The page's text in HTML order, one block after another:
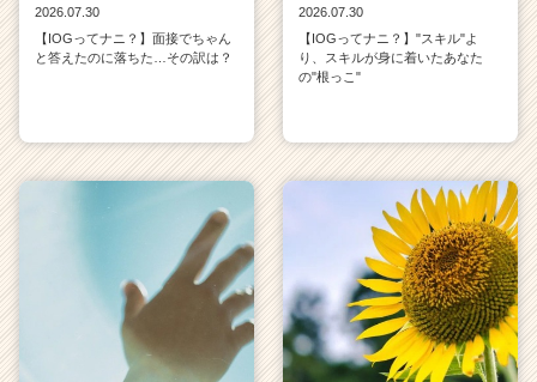
2026.07.30
【IOGってナニ？】面接でちゃん
と答えたのに落ちた…その訳は？
2026.07.30
【IOGってナニ？】"スキル"よ
り、スキルが身に着いたあなた
の"根っこ"